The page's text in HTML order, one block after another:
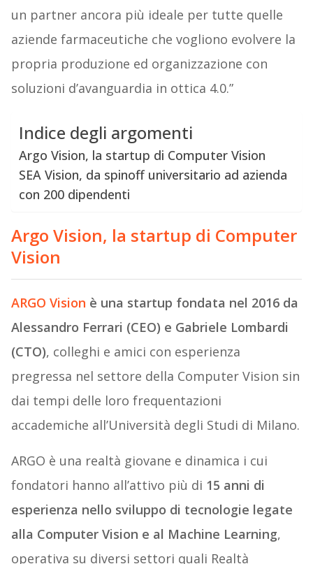
un partner ancora più ideale per tutte quelle
aziende farmaceutiche che vogliono evolvere la
propria produzione ed organizzazione con
soluzioni d’avanguardia in ottica 4.0.”
Indice degli argomenti
Argo Vision, la startup di Computer Vision
SEA Vision, da spinoff universitario ad azienda
con 200 dipendenti
Argo Vision, la startup di Computer
Vision
ARGO Vision è una startup fondata nel 2016 da
Alessandro Ferrari (CEO) e Gabriele Lombardi
(CTO), colleghi e amici con esperienza
pregressa nel settore della Computer Vision sin
dai tempi delle loro frequentazioni
accademiche all’Università degli Studi di Milano.
ARGO è una realtà giovane e dinamica i cui
fondatori hanno all’attivo più di 15 anni di
esperienza nello sviluppo di tecnologie legate
alla Computer Vision e al Machine Learning,
operativa su diversi settori quali Realtà